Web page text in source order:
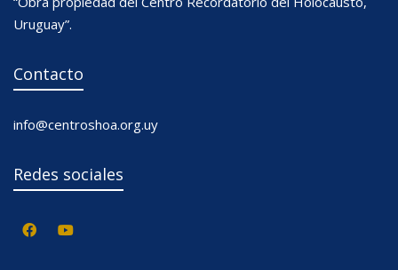
Uruguay”.
Contacto
info@centroshoa.org.uy
Redes sociales